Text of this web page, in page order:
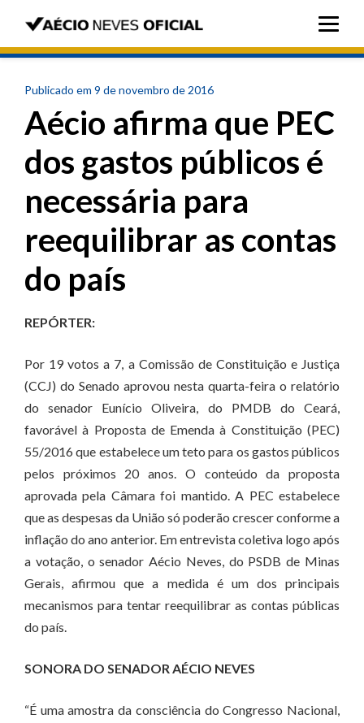
Publicado em 9 de novembro de 2016
Aécio afirma que PEC
dos gastos públicos é
necessária para
reequilibrar as contas
do país
REPÓRTER:
Por 19 votos a 7, a Comissão de Constituição e Justiça
(CCJ) do Senado aprovou nesta quarta-feira o relatório
do senador Eunício Oliveira, do PMDB do Ceará,
favorável à Proposta de Emenda à Constituição (PEC)
55/2016 que estabelece um teto para os gastos públicos
pelos próximos 20 anos. O conteúdo da proposta
aprovada pela Câmara foi mantido. A PEC estabelece
que as despesas da União só poderão crescer conforme a
inflação do ano anterior. Em entrevista coletiva logo após
a votação, o senador Aécio Neves, do PSDB de Minas
Gerais, afirmou que a medida é um dos principais
mecanismos para tentar reequilibrar as contas públicas
do país.
SONORA DO SENADOR AÉCIO NEVES
“É uma amostra da consciência do Congresso Nacional,